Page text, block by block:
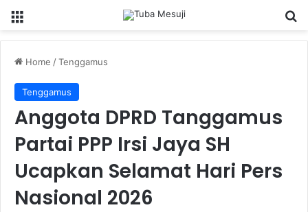
Home /Tenggamus
Tenggamus
Anggota DPRD Tanggamus
Partai PPP Irsi Jaya SH
Ucapkan Selamat Hari Pers
Nasional 2026